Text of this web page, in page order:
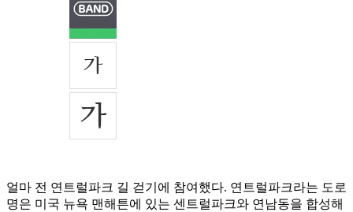
얼마 전 연트럴파크 길 걷기에 참여했다. 연트럴파크라는 도로
명은 미국 뉴욕 맨해튼에 있는 센트럴파크와 연남동을 합성해